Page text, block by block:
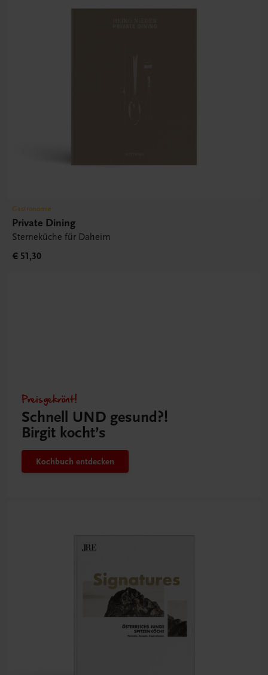
Gastronomie
Private Dining
Sterneküche für Daheim
€ 51,30
Preisgekrönt!
Schnell UND gesund?!
Birgit kocht’s
Kochbuch entdecken